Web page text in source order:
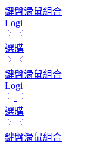
鍵盤滑鼠組合
Logi
選購
鍵盤滑鼠組合
Logi
選購
鍵盤滑鼠組合